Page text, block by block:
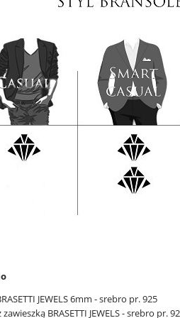
JEWELS 6mm - srebro pr. 925
BRASETTI JEWELS - srebro pr.